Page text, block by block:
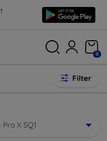
0
Filter
X SQ1